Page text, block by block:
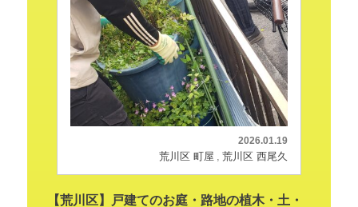
2026.01.19
荒川区 町屋 荒川区 西尾久
​【荒川区】戸建てのお庭・路地の植木・土・